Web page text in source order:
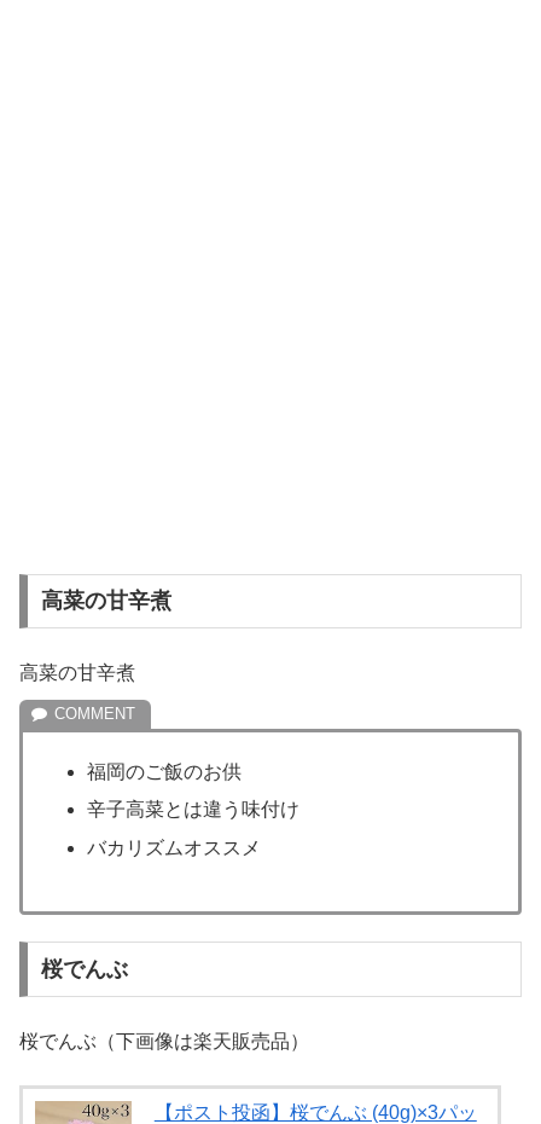
高菜の甘辛煮
高菜の甘辛煮
福岡のご飯のお供
辛子高菜とは違う味付け
バカリズムオススメ
桜でんぶ
桜でんぶ（下画像は楽天販売品）
【ポスト投函】桜でんぶ (40g)×3パッ